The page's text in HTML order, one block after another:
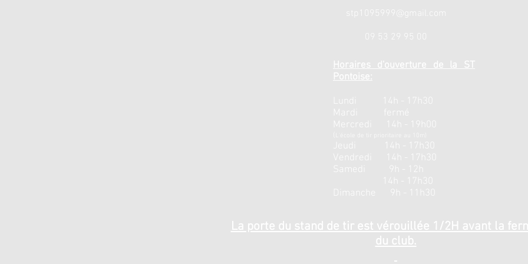
Horaires d'ouverture de la ST
Pontoise:
Lundi 14h - 17h30
Mardi fermé
Mercredi 14h - 19h00
Jeudi 14h - 17h30
Vendredi 14h - 17h30
Samedi 9h - 12h
Dimanche 9h - 11h30
La porte du stand de tir est vérouillée 1/2H avant la
du club.